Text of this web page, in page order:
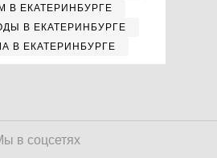
В ЕКАТЕРИНБУРГЕ
В ЕКАТЕРИНБУРГЕ
В ЕКАТЕРИНБУРГЕ
в соцсетях